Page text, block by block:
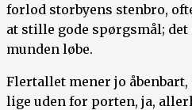
forlod storbyens stenbro,
at stille gode spørgsmål; det
munden løbe.
Flertallet mener jo
lige uden for porten, ja,